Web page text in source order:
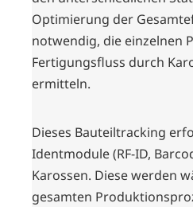
Optimierung der
notwendig, die einzelnen
Fertigungsfluss durch
ermitteln.
Dieses Bauteiltracking
Identmodule (RF-ID,
Karossen. Diese werden
gesamten